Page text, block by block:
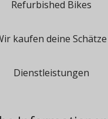
Refurbished Bikes
kaufen deine Schätze
Dienstleistungen